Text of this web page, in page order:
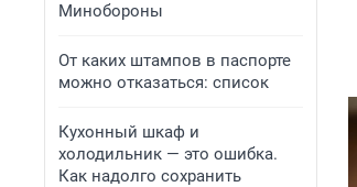
Минобороны
От каких штампов в паспорте
можно отказаться: список
Кухонный шкаф и
холодильник — это ошибка.
Как надолго сохранить